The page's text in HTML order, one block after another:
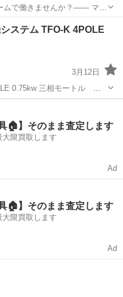
て働ける！ ✨資格取得支援など福利厚生充実！ ✨大手なので...
ステム TFO-K 4POLE
3月12日
0.75kw 三相モートル
スタート 防滴保護形 段
す
🏠】そのまま査定します
限買取します
Ad
🏠】そのまま査定します
限買取します
Ad